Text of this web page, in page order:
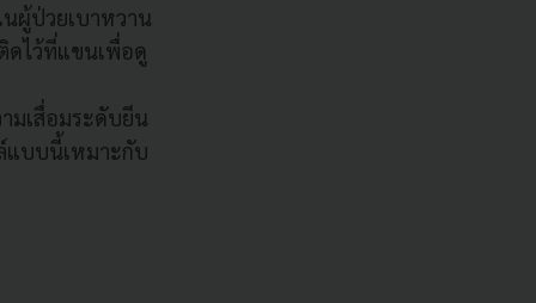
ผู้ป่วยเบาหวาน
ดไว้ที่แขนเพื่อดู
มเสื่อมระดับยีน
แบบนี้เหมาะกับ